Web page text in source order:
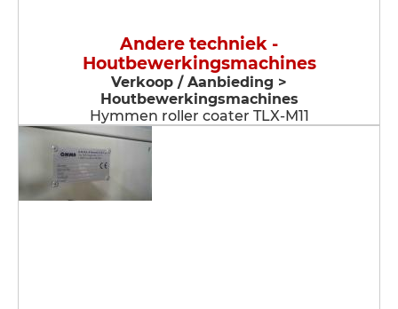
Andere techniek -
Houtbewerkingsmachines
Verkoop / Aanbieding >
Houtbewerkingsmachines
Hymmen roller coater TLX-M11